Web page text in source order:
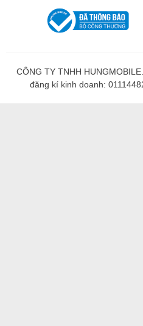
CÔNG TY TNHH
đăng kí kinh doanh: